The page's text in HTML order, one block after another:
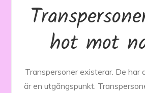
hot mot
Transpersoner existerar. De har
är en utgångspunkt.